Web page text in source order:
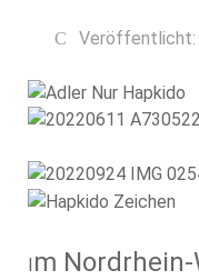
Veröffentlicht:
I m